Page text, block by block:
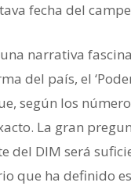
fecha del
narrativa
del país, el
según los
La gran
del DIM será
que ha definido